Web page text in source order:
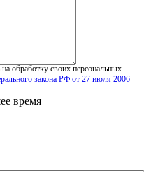
обработку своих персональных
закона РФ от 27 июля 2006
время